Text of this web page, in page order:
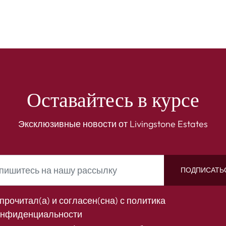
Оставайтесь в курсе
Эксклюзивные новости от Livingstone Estates
и согласен(сна) с политика